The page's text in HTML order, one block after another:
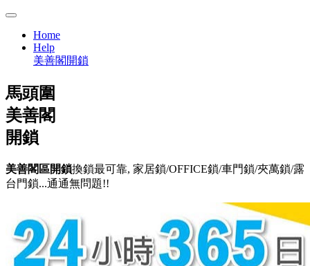
Home
Help
美善閣開鎖
馬頭圍
美善閣
開鎖
美善閣區開鎖換鎖最可靠, 家居鎖/OFFICE鎖/車門鎖/夾萬鎖/露
台門鎖...通通無問題!!